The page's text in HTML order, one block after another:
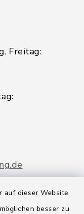
auf dieser Website
besser zu
Freitag: